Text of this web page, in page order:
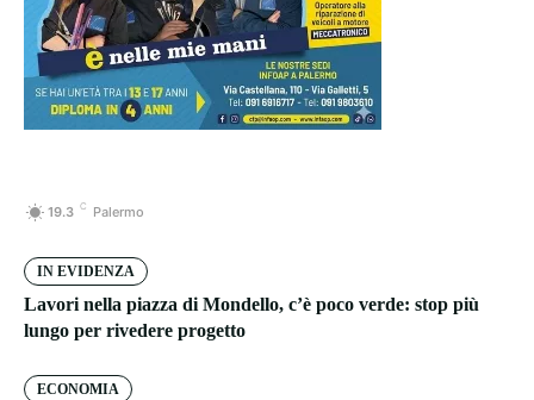
19.3 C Palermo
IN EVIDENZA
Lavori nella piazza di Mondello, c’è poco verde: stop più
lungo per rivedere progetto
ECONOMIA